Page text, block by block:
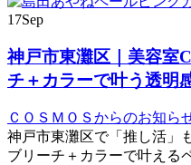
17Sep
神戸市東灘区｜美容室
チ＋カラーで叶う透明
ＣＯＳＭＯＳからのお知ら
神戸市東灘区で「推し活」
ブリーチ＋カラーで叶える